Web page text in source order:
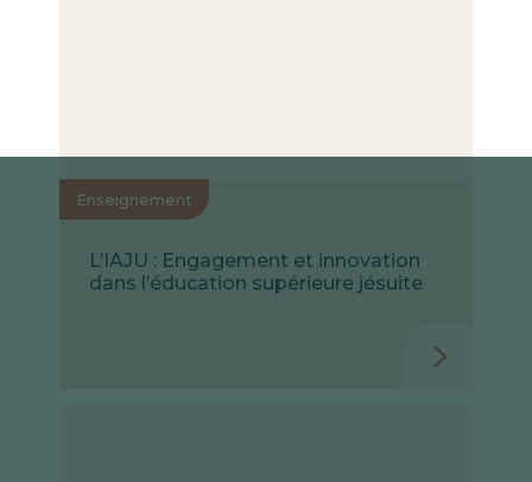
Enseignement
L’IAJU : Engagement et innovation
dans l’éducation supérieure jésuite